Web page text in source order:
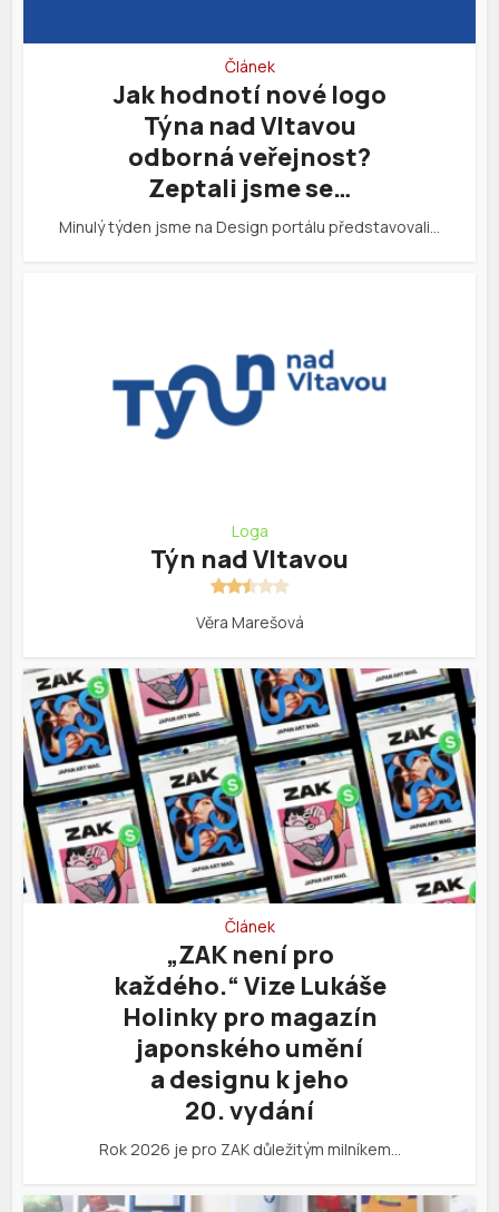
Článek
Jak hodnotí nové logo
Týna nad Vltavou
odborná veřejnost?
Zeptali jsme se…
Minulý týden jsme na Design portálu představovali…
Loga
Týn nad Vltavou
Věra Marešová
Článek
„ZAK není pro
každého.“ Vize Lukáše
Holinky pro magazín
japonského umění
a designu k jeho
20. vydání
Rok 2026 je pro ZAK důležitým milníkem…